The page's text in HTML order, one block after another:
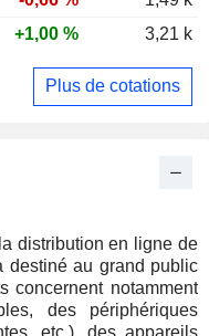
distribution en ligne de
destiné au grand public
concernent notamment
des périphériques
etc.), des appareils
+1,00 % 3,21 k
Plus de cotations